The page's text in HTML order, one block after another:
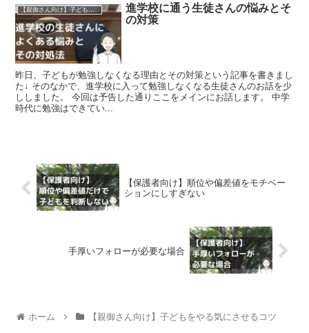
【親御さん向け】子どもをやる気にさせるコツ
進学校に通う生徒さんの悩みとそ
の対策
昨日、子どもが勉強しなくなる理由とその対策という記事を書きまし
た↓ そのなかで、進学校に入って勉強しなくなる生徒さんのお話を少
ししました。 今回は予告した通りここをメインにお話します。 中学
時代に勉強はできてい...
【保護者向け】順位や偏差値をモチベー
ションにしすぎない
手厚いフォローが必要な場合
ホーム 【親御さん向け】子どもをやる気にさせるコツ